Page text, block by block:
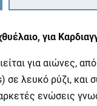
για
για αιώνες,
λευκό ρύζι,
ενώσεις